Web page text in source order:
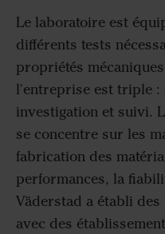
Le laboratoire est
différents tests
propriétés
l'entreprise est triple :
investigation et suivi.
se concentre sur les
fabrication des
performances, la
Väderstad a établi
avec des